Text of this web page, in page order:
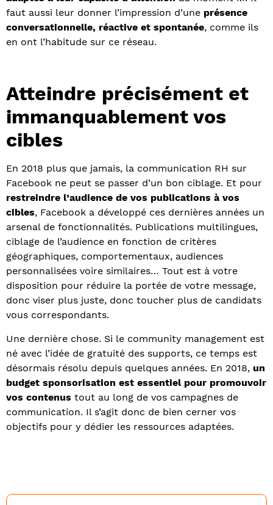
faut aussi leur donner l’impression d’une présence
conversationnelle, réactive et spontanée, comme ils
en ont l’habitude sur ce réseau.
Atteindre précisément et
immanquablement vos
cibles
En 2018 plus que jamais, la communication RH sur
Facebook ne peut se passer d’un bon ciblage. Et pour
restreindre l’audience de vos publications à vos
cibles, Facebook a développé ces dernières années un
arsenal de fonctionnalités. Publications multilingues,
ciblage de l’audience en fonction de critères
géographiques, comportementaux, audiences
personnalisées voire similaires… Tout est à votre
disposition pour réduire la portée de votre message,
donc viser plus juste, donc toucher plus de candidats
vous correspondants.
Une dernière chose. Si le community management est
né avec l’idée de gratuité des supports, ce temps est
désormais résolu depuis quelques années. En 2018, un
budget sponsorisation est essentiel pour promouvoir
vos contenus tout au long de vos campagnes de
communication. Il s’agit donc de bien cerner vos
objectifs pour y dédier les ressources adaptées.